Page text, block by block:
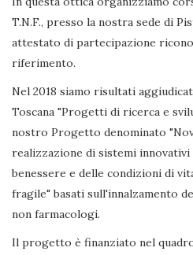
T.N.F., presso la nostra sede di
attestato di partecipazione
riferimento.
Nel 2018 siamo risultati
Toscana "Progetti di ricerca e
nostro Progetto denominato
realizzazione di sistemi
benessere e delle condizioni di
fragile" basati sull'innalzamento
non farmacologi.
Il progetto è finanziato nel quadro